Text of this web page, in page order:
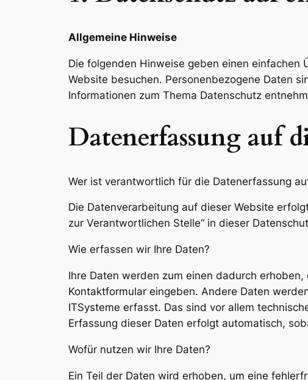
Allgemeine Hinweise
Die folgenden Hinweise geben einen
Website besuchen. Personenbezogene Daten
Informationen zum Thema Datenschutz
Datenerfassung auf
Wer ist verantwortlich für die Datenerfassung
Die Datenverarbeitung auf dieser Website
zur Verantwortlichen Stelle“ in dieser
Wie erfassen wir Ihre Daten?
Ihre Daten werden zum einen dadurch
Kontaktformular eingeben. Andere Daten
ITSysteme erfasst. Das sind vor allem
Erfassung dieser Daten erfolgt automatisch,
Wofür nutzen wir Ihre Daten?
Ein Teil der Daten wird erhoben, um eine